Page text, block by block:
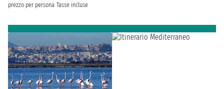
prezzo per persona Tasse incluse